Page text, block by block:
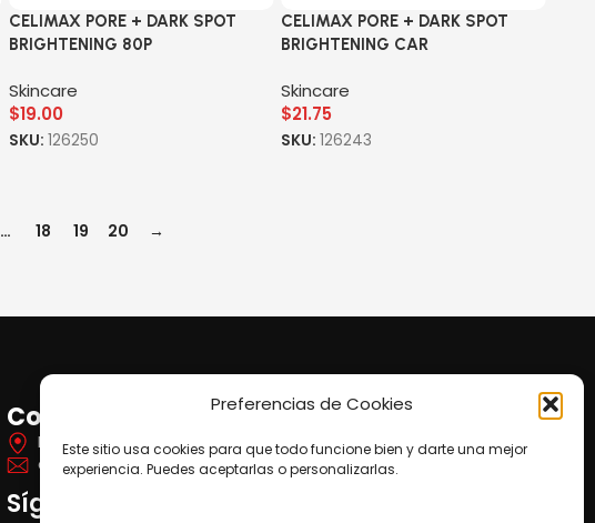
Preferencias de Cookies
Este sitio usa cookies para que todo funcione bien y darte una mejor
experiencia. Puedes aceptarlas o personalizarlas.
CELIMAX PORE + DARK SPOT
BRIGHTENING 80P
Skincare
$19.00
SKU: 126250
CELIMAX PORE + DARK SPOT
BRIGHTENING CAR
Skincare
$21.75
SKU: 126243
… 18 19 20 →
Itá Yvate Shopping Cataratas, 4to Piso.
contato@agatres.co
Contacto
Síguenos: